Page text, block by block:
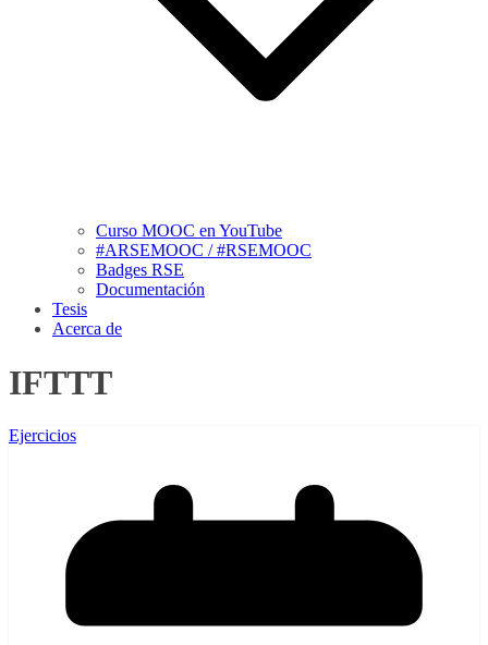
Curso MOOC en YouTube
#ARSEMOOC / #RSEMOOC
Badges RSE
Documentación
Tesis
Acerca de
IFTTT
Ejercicios